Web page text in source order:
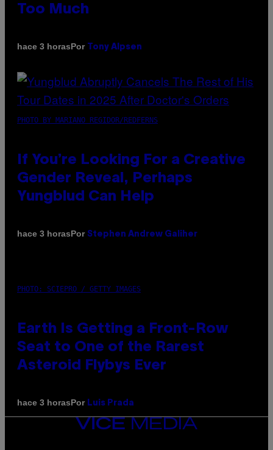
Too Much
hace 3 horasPor Tony Alpsen
PHOTO BY MARIANO REGIDOR/REDFERNS
If You’re Looking For a Creative
Gender Reveal, Perhaps
Yungblud Can Help
hace 3 horasPor Stephen Andrew Galiher
PHOTO: SCIEPRO / GETTY IMAGES
Earth Is Getting a Front-Row
Seat to One of the Rarest
Asteroid Flybys Ever
hace 3 horasPor Luis Prada
VICE
MEDIA